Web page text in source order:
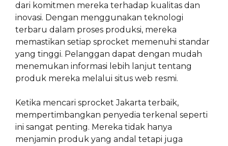
dari komitmen mereka terhadap kualitas dan
inovasi. Dengan menggunakan teknologi
terbaru dalam proses produksi, mereka
memastikan setiap sprocket memenuhi standar
yang tinggi. Pelanggan dapat dengan mudah
menemukan informasi lebih lanjut tentang
produk mereka melalui situs web resmi.
Ketika mencari sprocket Jakarta terbaik,
mempertimbangkan penyedia terkenal seperti
ini sangat penting. Mereka tidak hanya
menjamin produk yang andal tetapi juga